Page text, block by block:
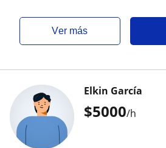
ver más
$5000/h
Elkin García